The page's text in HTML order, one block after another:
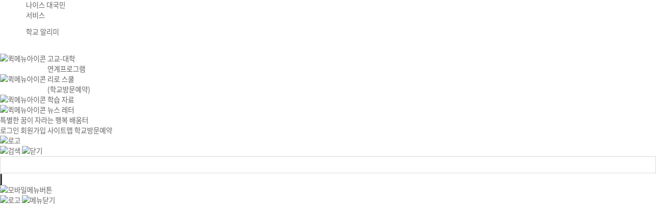
나이스 대국민
서비스
학교 알리미
고교-대학
연계프로그램
리로 스쿨
(학교방문예약)
학습 자료
뉴스 레터
특별한 꿈이 자라는 행복 배움터
로그인 회원가입사이트맵학교방문예약